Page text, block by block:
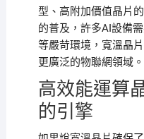
型、高附加價值晶片
的普及，許多AI設備
等嚴苛環境，寬溫晶
更廣泛的物聯網領域。
高效能運算
的引擎